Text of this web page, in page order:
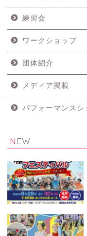
練習会
ワークショップ
団体紹介
メディア掲載
パフォーマンスシ
NEW